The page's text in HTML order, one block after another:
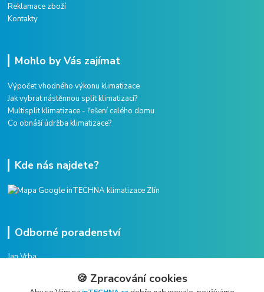
Reklamace zboží
Kontakty
Mohlo by Vás zajímat
Výpočet vhodného výkonu klimatizace
Jak vybrat nástěnnou split klimatizaci?
Multisplit klimatizace - řešení celého domu
Co obnáší údržba klimatizace?
Kde nás najdete?
Odborné poradenství
Jan Vrba
🍪 Zpracování cookies